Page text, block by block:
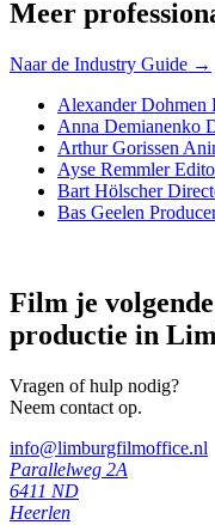
Meer
Naar de Industry Guide →
Alexander Dohmen
Anna Demianenko
Arthur Gorissen
Ayse Remmler
Bart Hölscher
Bas Geelen
Film je volgende
productie in
Vragen of hulp nodig?
Neem contact op.
info@limburgfilmoffice.nl
Parallelweg 2A
6411 ND
Heerlen